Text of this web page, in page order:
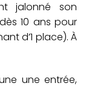
jalonné son
10 ans pour
d’1 place). À
une entrée,